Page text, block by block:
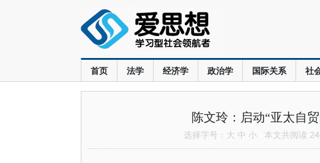
首页 法学 经济学 政治学 国际关系 社
陈文玲：启动“亚太自
选择字号： 大 中 小 本文共阅读